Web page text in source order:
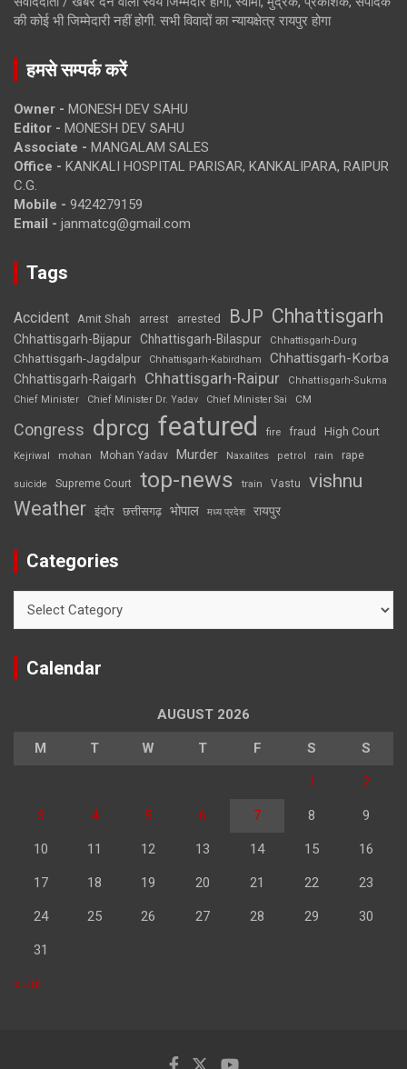
की कोई भी जिम्मेदारी नहीं होगी. सभी विवादों का न्यायक्षेत्र रायपुर होगा
हमसे सम्पर्क करें
Owner - MONESH DEV SAHU
Editor - MONESH DEV SAHU
Associate - MANGALAM SALES
Office - KANKALI HOSPITAL PARISAR, KANKALIPARA, RAIPUR
C.G.
Mobile - 9424279159
Email - janmatcg@gmail.com
Tags
Accident Amit Shah arrest arrested BJP Chhattisgarh
Chhattisgarh-Bijapur Chhattisgarh-Bilaspur Chhattisgarh-Durg
Chhattisgarh-Jagdalpur Chhattisgarh-Kabirdham Chhattisgarh-Korba
Chhattisgarh-Raigarh Chhattisgarh-Raipur
Chhattisgarh-Sukma
Chief Minister
Chief Minister Dr. Yadav Chief Minister Sai CM
Congress dprcg featured fire fraud High Court
Kejriwal mohan Mohan Yadav Murder Naxalites petrol rain rape
suicide Supreme Court top-news train Vastu vishnu
Weather इंदौर छत्तीसगढ़ भोपाल मध्य प्रदेश रायपुर
Categories
Calendar
AUGUST 2026
M T W T F S S
1 2
3 4 5 6 7 8 9
10 11 12 13 14 15 16
17 18 19 20 21 22 23
24 25 26 27 28 29 30
31
« Jul